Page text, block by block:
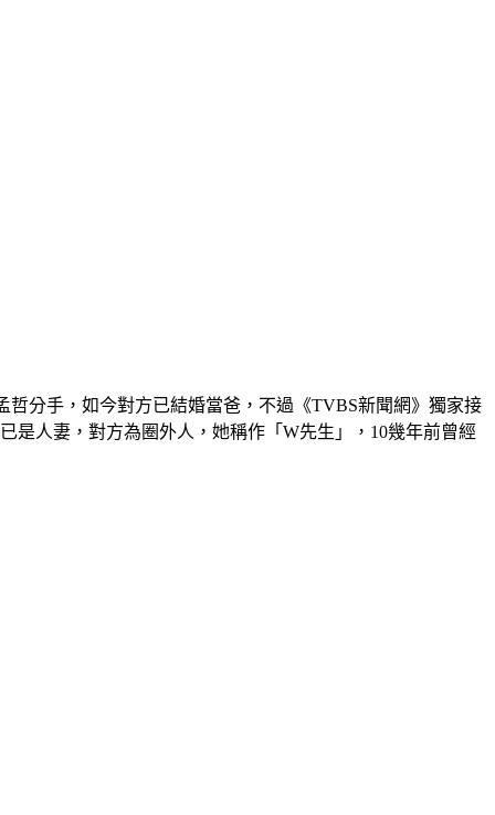
分手，如今對方已結婚當爸，不過《TVBS新聞網》獨家接
是人妻，對方為圈外人，她稱作「W先生」，10幾年前曾經